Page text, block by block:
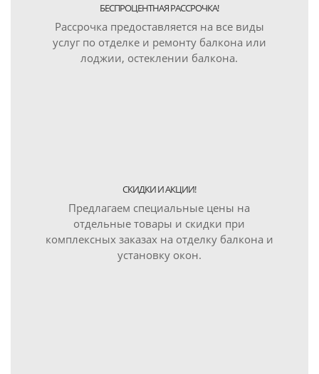
БЕСПРОЦЕНТНАЯ РАССРОЧКА!
Рассрочка предоставляется на все виды
услуг по отделке и ремонту балкона или
лоджии, остеклении балкона.
СКИДКИ И АКЦИИ!
Предлагаем специальные цены на
отдельные товары и скидки при
комплексных заказах на отделку балкона и
установку окон.